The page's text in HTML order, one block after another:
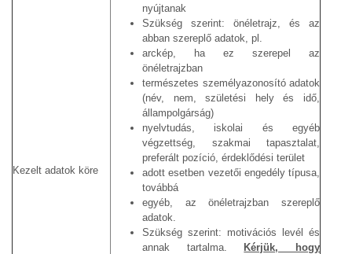
Kezelt adatok köre
nyújtanak
Szükség szerint: önéletrajz, és az
abban szereplő adatok, pl.
arckép, ha ez szerepel az
önéletrajzban
természetes személyazonosító adatok
(név, nem, születési hely és idő,
állampolgárság)
nyelvtudás, iskolai és egyéb
végzettség, szakmai tapasztalat,
preferált pozíció, érdeklődési terület
adott esetben vezetői engedély típusa,
továbbá
egyéb, az önéletrajzban szereplő
adatok.
Szükség szerint: motivációs levél és
annak tartalma.
Kérjük, hogy